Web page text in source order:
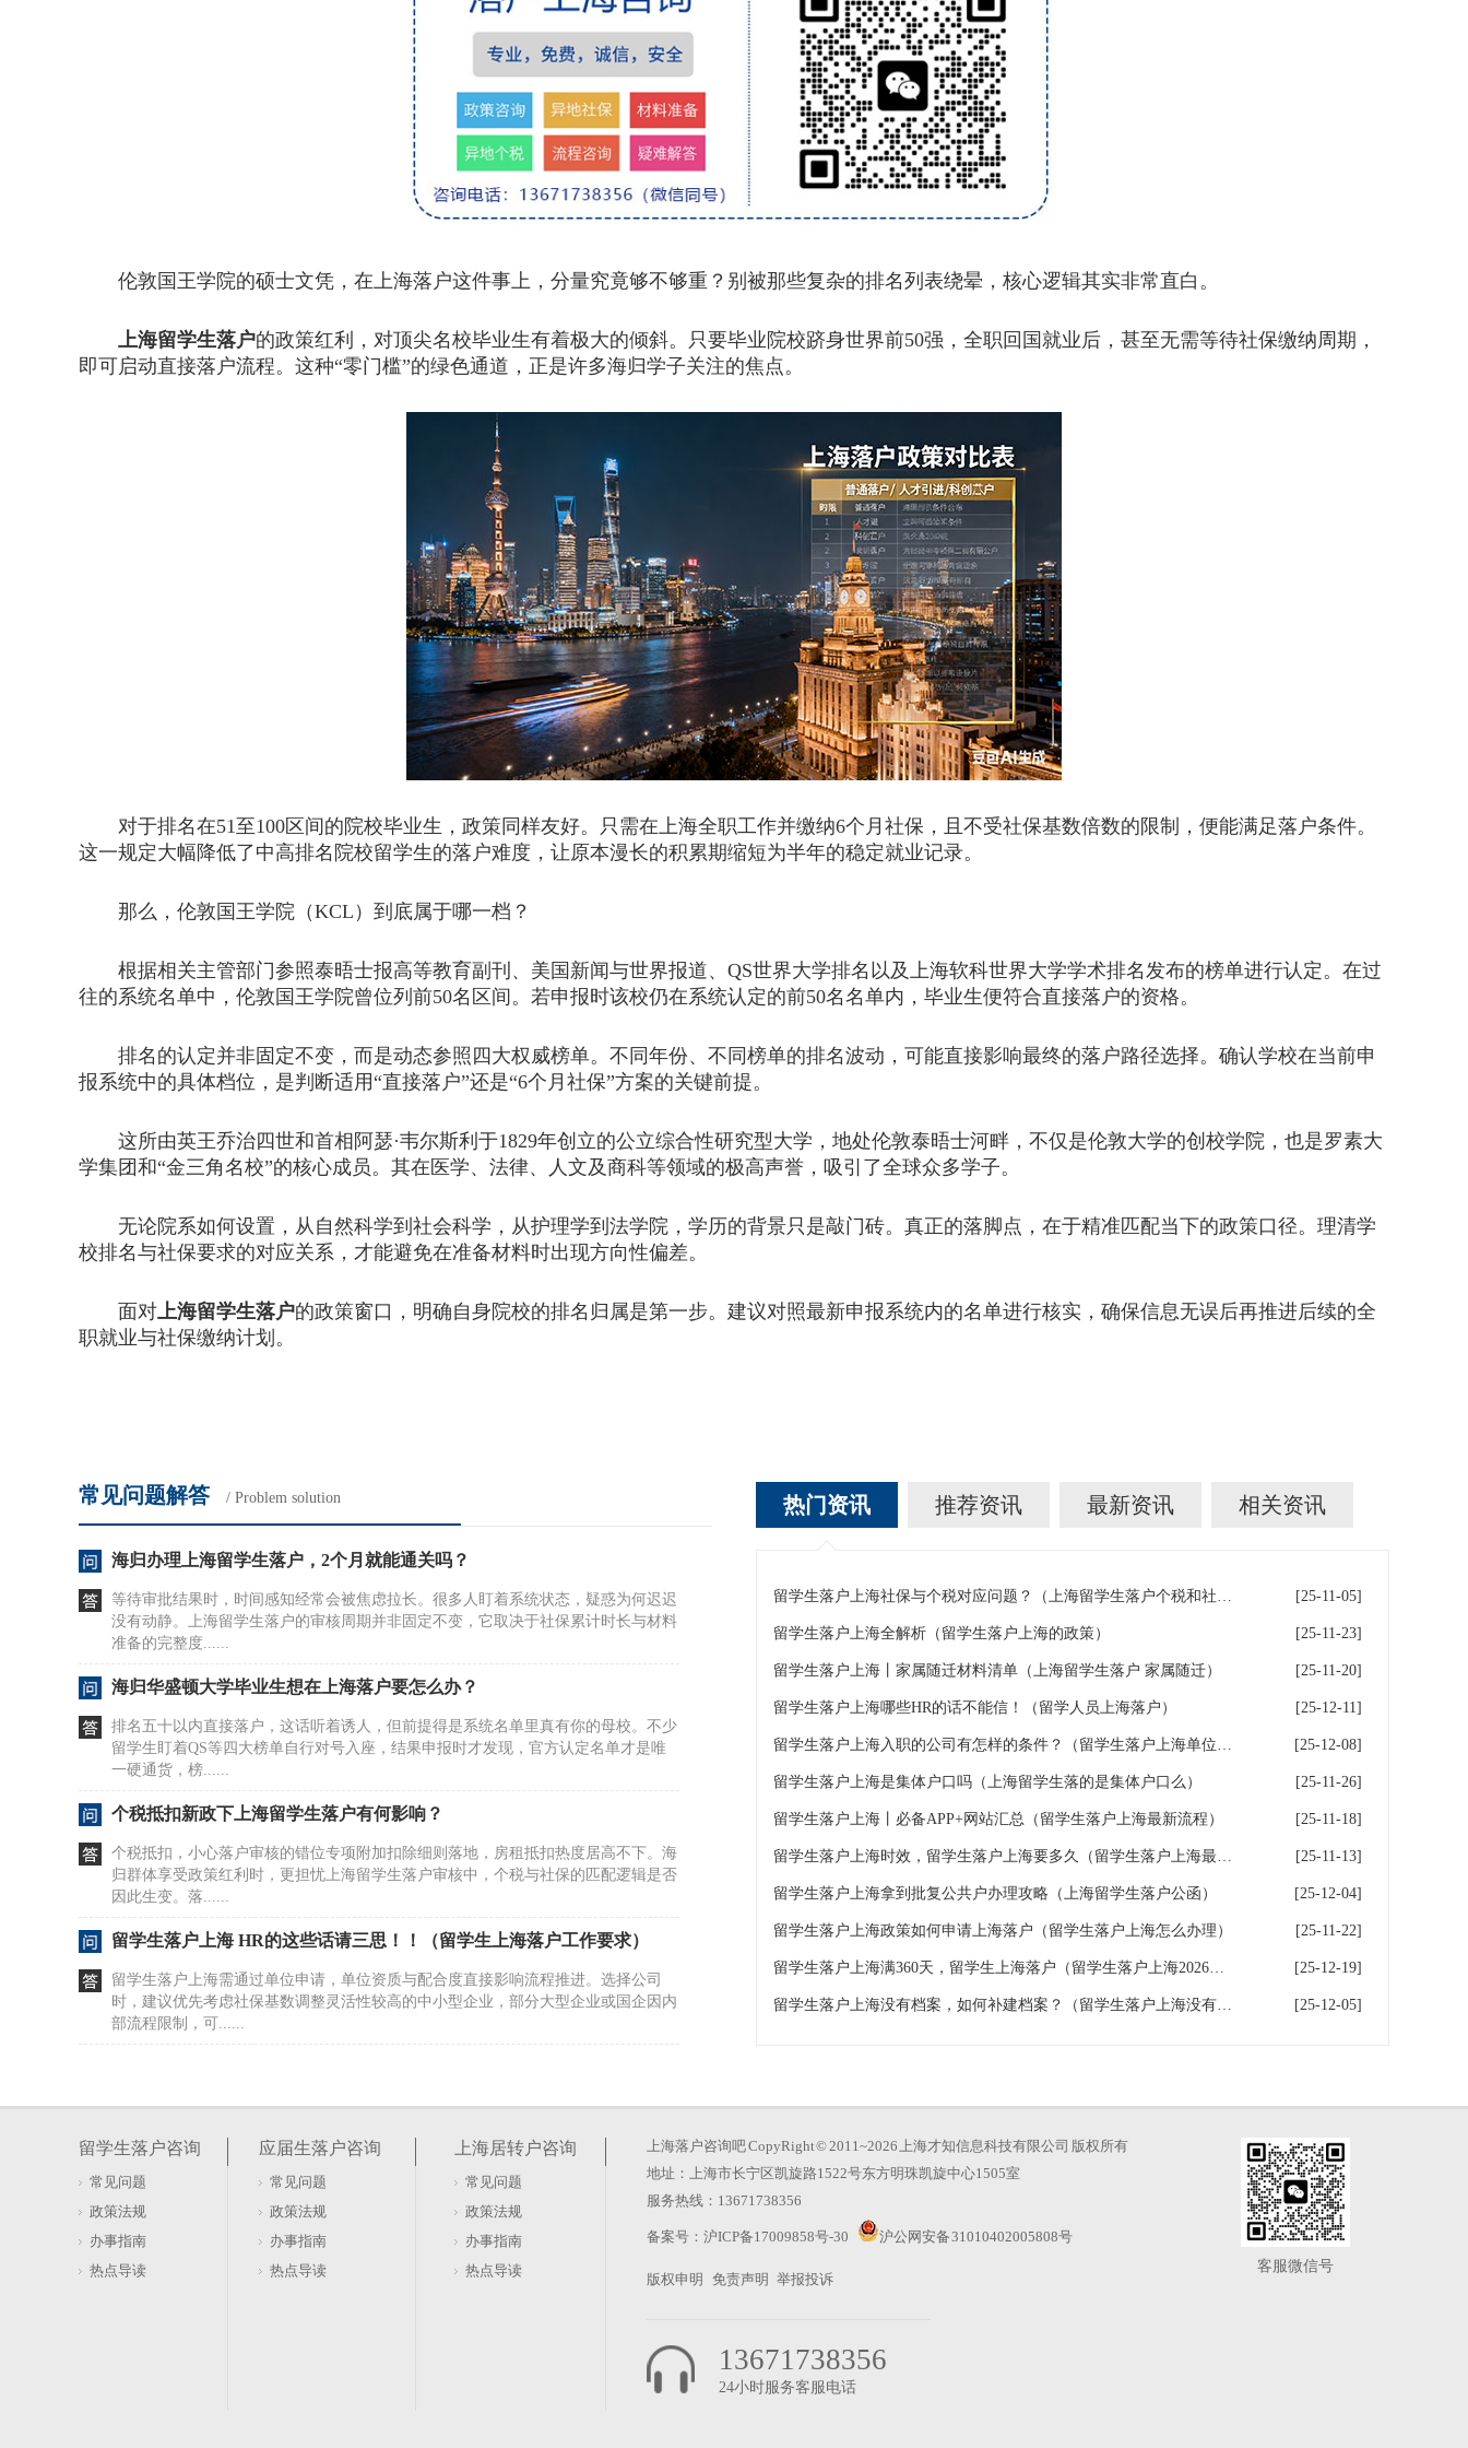
伦敦国王学院的硕士文凭，在上海落户这件事上，分量究竟够不够重？别被那些复杂的排名列表绕晕，核心逻辑其实非常直白。
上海留学生落户的政策红利，对顶尖名校毕业生有着极大的倾斜。只要毕业院校跻身世界前50强，全职回国就业后，甚至无需等待社保缴纳周期，
即可启动直接落户流程。这种“零门槛”的绿色通道，正是许多海归学子关注的焦点。
对于排名在51至100区间的院校毕业生，政策同样友好。只需在上海全职工作并缴纳6个月社保，且不受社保基数倍数的限制，便能满足落户条件。
这一规定大幅降低了中高排名院校留学生的落户难度，让原本漫长的积累期缩短为半年的稳定就业记录。
那么，伦敦国王学院（KCL）到底属于哪一档？
根据相关主管部门参照泰晤士报高等教育副刊、美国新闻与世界报道、QS世界大学排名以及上海软科世界大学学术排名发布的榜单进行认定。在过
往的系统名单中，伦敦国王学院曾位列前50名区间。若申报时该校仍在系统认定的前50名名单内，毕业生便符合直接落户的资格。
排名的认定并非固定不变，而是动态参照四大权威榜单。不同年份、不同榜单的排名波动，可能直接影响最终的落户路径选择。确认学校在当前申
报系统中的具体档位，是判断适用“直接落户”还是“6个月社保”方案的关键前提。
这所由英王乔治四世和首相阿瑟·韦尔斯利于1829年创立的公立综合性研究型大学，地处伦敦泰晤士河畔，不仅是伦敦大学的创校学院，也是罗素大
学集团和“金三角名校”的核心成员。其在医学、法律、人文及商科等领域的极高声誉，吸引了全球众多学子。
无论院系如何设置，从自然科学到社会科学，从护理学到法学院，学历的背景只是敲门砖。真正的落脚点，在于精准匹配当下的政策口径。理清学
校排名与社保要求的对应关系，才能避免在准备材料时出现方向性偏差。
面对上海留学生落户的政策窗口，明确自身院校的排名归属是第一步。建议对照最新申报系统内的名单进行核实，确保信息无误后再推进后续的全
职就业与社保缴纳计划。
常见问题解答 / Problem solution
海归办理上海留学生落户，2个月就能通关吗？
等待审批结果时，时间感知经常会被焦虑拉长。很多人盯着系统状态，疑惑为何迟迟
没有动静。上海留学生落户的审核周期并非固定不变，它取决于社保累计时长与材料
准备的完整度......
海归华盛顿大学毕业生想在上海落户要怎么办？
排名五十以内直接落户，这话听着诱人，但前提得是系统名单里真有你的母校。不少
留学生盯着QS等四大榜单自行对号入座，结果申报时才发现，官方认定名单才是唯
一硬通货，榜......
个税抵扣新政下上海留学生落户有何影响？
个税抵扣，小心落户审核的错位专项附加扣除细则落地，房租抵扣热度居高不下。海
归群体享受政策红利时，更担忧上海留学生落户审核中，个税与社保的匹配逻辑是否
因此生变。落......
留学生落户上海 HR的这些话请三思！！（留学生上海落户工作要求）
留学生落户上海需通过单位申请，单位资质与配合度直接影响流程推进。选择公司
时，建议优先考虑社保基数调整灵活性较高的中小型企业，部分大型企业或国企因内
部流程限制，可......
留学生落户上海政策对学历背景有明确要求，不仅关注境外获得的学位，也会审查出
下几种学历通......
海归回国想落户，上海具体有哪些申请条件与流程要求？
毕业季的风刚吹过，上海留学生落户的窗口期却比想象中更短。很多人盯着“回国两
那一刻就开始......
热门资讯 推荐资讯 最新资讯 相关资讯
留学生落户上海社保与个税对应问题？（上海留学生落户个税和社保不一致） [25-11-05]
留学生落户上海全解析（留学生落户上海的政策） [25-11-23]
留学生落户上海丨家属随迁材料清单（上海留学生落户 家属随迁） [25-11-20]
留学生落户上海哪些HR的话不能信！（留学人员上海落户） [25-12-11]
留学生落户上海入职的公司有怎样的条件？（留学生落户上海单位要求） [25-12-08]
留学生落户上海是集体户口吗（上海留学生落的是集体户口么） [25-11-26]
留学生落户上海丨必备APP+网站汇总（留学生落户上海最新流程） [25-11-18]
留学生落户上海时效，留学生落户上海要多久（留学生落户上海最快多久） [25-11-13]
留学生落户上海拿到批复公共户办理攻略（上海留学生落户公函） [25-12-04]
留学生落户上海政策如何申请上海落户（留学生落户上海怎么办理） [25-11-22]
留学生落户上海满360天，留学生上海落户（留学生落户上海2026年最新政策条件） [25-12-19]
留学生落户上海没有档案，如何补建档案？（留学生落户上海没有档案,如何补建档案） [25-12-05]
留学生落户咨询
常见问题
政策法规
办事指南
热点导读
应届生落户咨询
常见问题
政策法规
办事指南
热点导读
上海居转户咨询
常见问题
政策法规
办事指南
热点导读
上海落户咨询吧CopyRight © 2011~2026 上海才知信息科技有限公司 版权所有
地址：上海市长宁区凯旋路1522号东方明珠凯旋中心1505室
服务热线：13671738356
备案号： 沪ICP备17009858号-30 沪公网安备 31010402005808号
版权申明 免责声明 举报投诉
13671738356
24小时服务客服电话
客服微信号